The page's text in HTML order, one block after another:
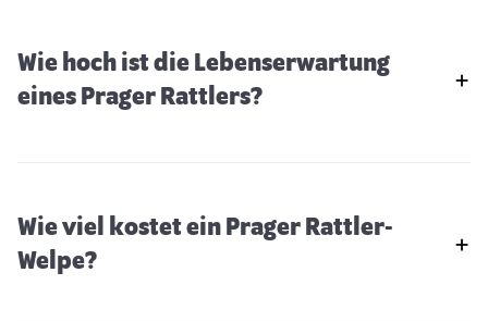
Wie hoch ist die Lebenserwartung
eines Prager Rattlers?
Wie viel kostet ein Prager Rattler-
Welpe?